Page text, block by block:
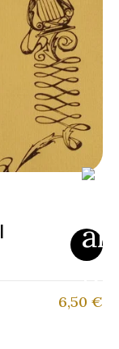
6,50 €